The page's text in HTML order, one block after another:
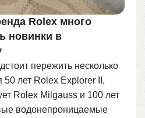
Rolex много
новинки в
пережить несколько
50 лет Rolex Explorer II,
Rolex Milgauss и 100 лет
водонепроницаемые